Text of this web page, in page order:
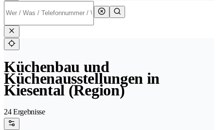
Küchenbau und
Küchenausstellungen in
Kiesental (Region)
24 Ergebnisse